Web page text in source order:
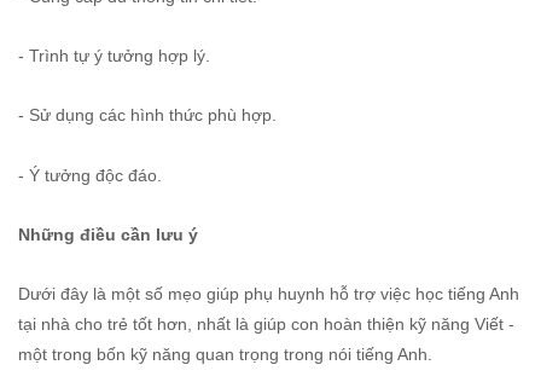
- Trình tự ý tưởng hợp lý.
- Sử dụng các hình thức phù hợp.
- Ý tưởng độc đáo.
Những điều cần lưu ý
Dưới đây là một số mẹo giúp phụ huynh hỗ trợ việc học tiếng Anh
tại nhà cho trẻ tốt hơn, nhất là giúp con hoàn thiện kỹ năng Viết -
một trong bốn kỹ năng quan trọng trong nói tiếng Anh.